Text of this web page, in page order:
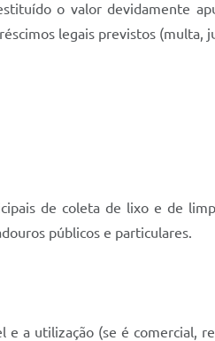
o valor devidamente
legais previstos (multa,
de coleta de lixo e de
públicos e particulares.
a utilização (se é comercial,